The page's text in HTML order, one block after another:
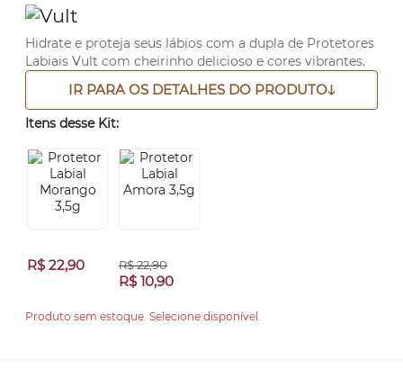
Hidrate e proteja seus lábios com a dupla de Protetores
Labiais Vult com cheirinho delicioso e cores vibrantes.
IR PARA OS DETALHES DO PRODUTO
Itens desse Kit:
R$ 22,90 R$ 22,90
R$ 10,90
Produto sem estoque. Selecione disponível.